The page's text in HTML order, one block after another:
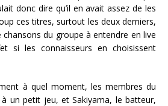
donc dire qu’il en avait assez de les
ces titres, surtout les deux derniers,
du groupe à entendre en live
si les connaisseurs en choisissent
à quel moment, les membres du
un petit jeu, et Sakiyama, le batteur,